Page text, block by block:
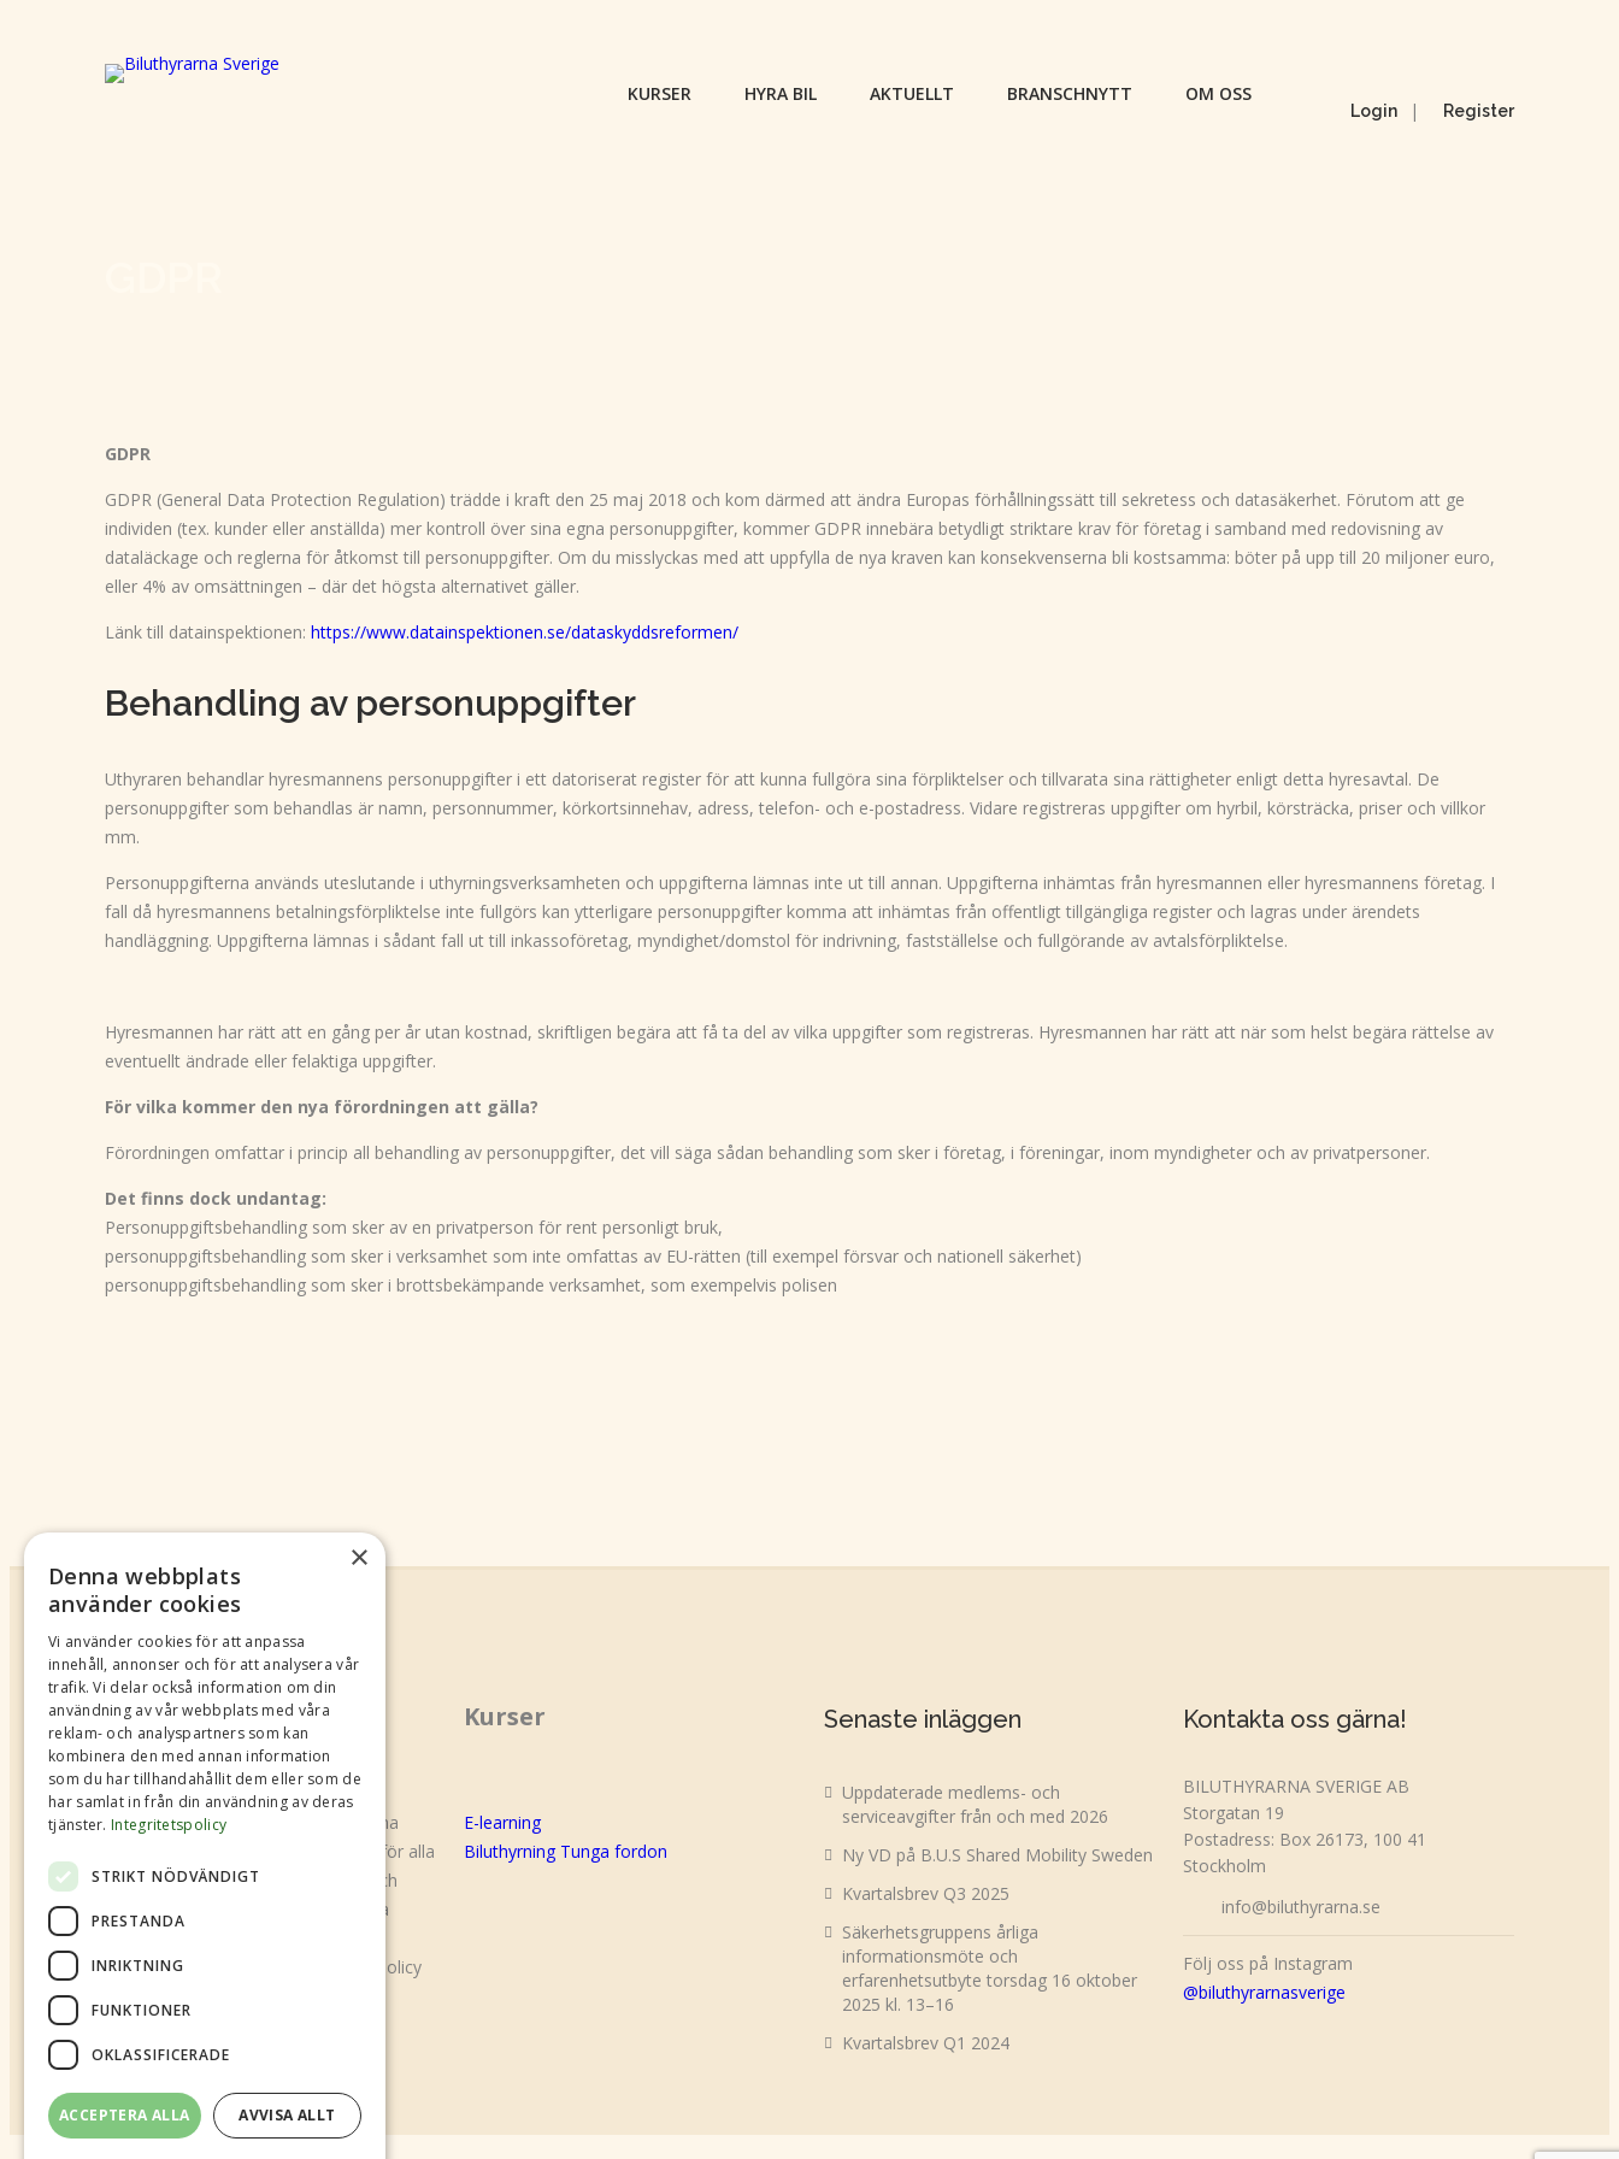
Login | Register
KURSER HYRA BIL AKTUELLT BRANSCHNYTT OM OSS
GDPR
GDPR (General Data Protection Regulation) trädde i kraft den 25 maj 2018 och kom därmed att ändra Europas förhållningssätt till sekretess och datasäkerhet. Förutom att ge
individen (tex. kunder eller anställda) mer kontroll över sina egna personuppgifter, kommer GDPR innebära betydligt striktare krav för företag i samband med redovisning av
dataläckage och reglerna för åtkomst till personuppgifter. Om du misslyckas med att uppfylla de nya kraven kan konsekvenserna bli kostsamma: böter på upp till 20 miljoner euro,
eller 4% av omsättningen – där det högsta alternativet gäller.
Länk till datainspektionen: https://www.datainspektionen.se/dataskyddsreformen/
Behandling av personuppgifter
Uthyraren behandlar hyresmannens personuppgifter i ett datoriserat register för att kunna fullgöra sina förpliktelser och tillvarata sina rättigheter enligt detta hyresavtal. De
personuppgifter som behandlas är namn, personnummer, körkortsinnehav, adress, telefon- och e-postadress. Vidare registreras uppgifter om hyrbil, körsträcka, priser och villkor
mm.
Personuppgifterna används uteslutande i uthyrningsverksamheten och uppgifterna lämnas inte ut till annan. Uppgifterna inhämtas från hyresmannen eller hyresmannens företag. I
fall då hyresmannens betalningsförpliktelse inte fullgörs kan ytterligare personuppgifter komma att inhämtas från offentligt tillgängliga register och lagras under ärendets
handläggning. Uppgifterna lämnas i sådant fall ut till inkassoföretag, myndighet/domstol för indrivning, fastställelse och fullgörande av avtalsförpliktelse.
Hyresmannen har rätt att en gång per år utan kostnad, skriftligen begära att få ta del av vilka uppgifter som registreras. Hyresmannen har rätt att när som helst begära rättelse av
eventuellt ändrade eller felaktiga uppgifter.
För vilka kommer den nya förordningen att gälla?
Förordningen omfattar i princip all behandling av personuppgifter, det vill säga sådan behandling som sker i företag, i föreningar, inom myndigheter och av privatpersoner.
Det finns dock undantag:
Personuppgiftsbehandling som sker av en privatperson för rent personligt bruk,
personuppgiftsbehandling som sker i verksamhet som inte omfattas av EU-rätten (till exempel försvar och nationell säkerhet)
personuppgiftsbehandling som sker i brottsbekämpande verksamhet, som exempelvis polisen
Om oss
B.U.S Shared Mobility (f.d Biluthyrarna
Sverige) är en branschorganisation för alla
företag som bedriver biluthyrning och
annan bildelning. Den gemensamma
fackmässig service och kundvänlig policy
Kurser
E-learning
Biluthyrning Tunga fordon
Senaste inläggen
Uppdaterade medlems- och
serviceavgifter från och med 2026
Ny VD på B.U.S Shared Mobility Sweden
Kvartalsbrev Q3 2025
Säkerhetsgruppens årliga
informationsmöte och
erfarenhetsutbyte torsdag 16 oktober
2025 kl. 13–16
Kvartalsbrev Q1 2024
Kontakta oss gärna!
BILUTHYRARNA SVERIGE AB
Storgatan 19
Postadress: Box 26173, 100 41
Stockholm
info@biluthyrarna.se
Följ oss på Instagram
@biluthyrarnasverige
×
Denna webbplats
använder cookies
Vi använder cookies för att anpassa
innehåll, annonser och för att analysera vår
trafik. Vi delar också information om din
användning av vår webbplats med våra
reklam- och analyspartners som kan
kombinera den med annan information
som du har tillhandahållit dem eller som de
har samlat in från din användning av deras
tjänster. Integritetspolicy
STRIKT NÖDVÄNDIGT
PRESTANDA
INRIKTNING
FUNKTIONER
OKLASSIFICERADE
ACCEPTERA ALLA AVVISA ALLT